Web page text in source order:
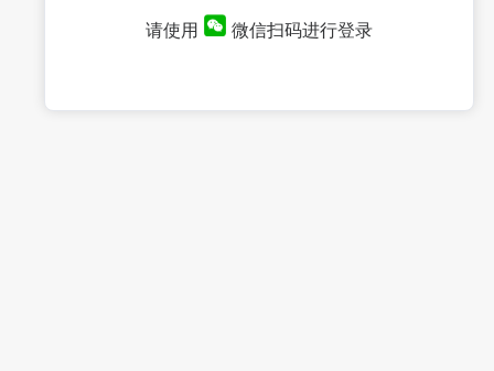
请使用 微信扫码进行登录